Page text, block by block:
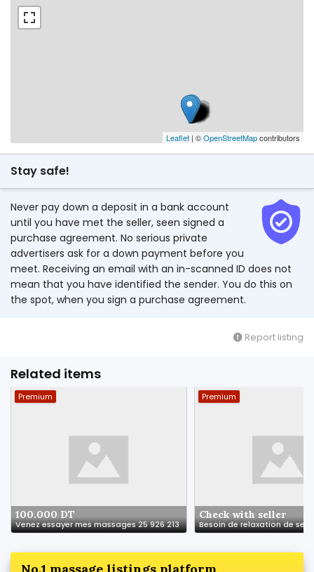
Leaflet | ©OpenStreetMapcontributors
Stay safe!
Never pay down a deposit in a bank account
until you have met the seller, seen signed a
purchase agreement. No serious private
advertisers ask for a down payment before you
meet. Receiving an email with an in-scanned ID does not
mean that you have identified the sender. You do this on
the spot, when you sign a purchase agreement.
Report listing
Related items
Premium
100.000 DT
Venez essayer mes massages 25 926 213
Premium
Check with seller